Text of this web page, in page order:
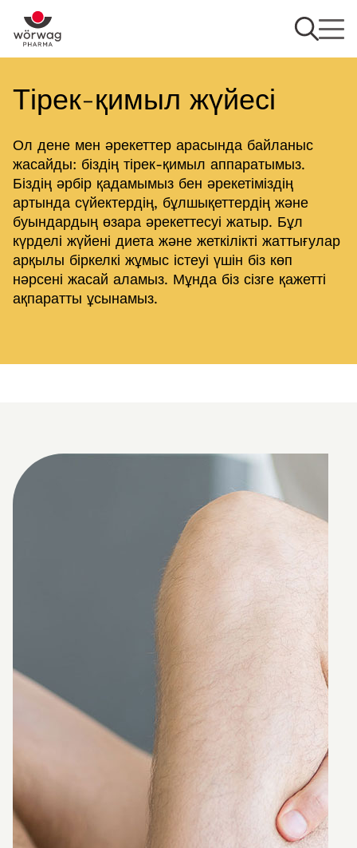
Тірек-қимыл жүйесі
Ол дене мен әрекеттер арасында байланыс
жасайды: біздің тірек-қимыл аппаратымыз.
Біздің әрбір қадамымыз бен әрекетіміздің
артында сүйектердің, бұлшықеттердің және
буындардың өзара әрекеттесуі жатыр. Бұл
күрделі жүйені диета және жеткілікті жаттығулар
арқылы біркелкі жұмыс істеуі үшін біз көп
нәрсені жасай аламыз. Мұнда біз сізге қажетті
ақпаратты ұсынамыз.